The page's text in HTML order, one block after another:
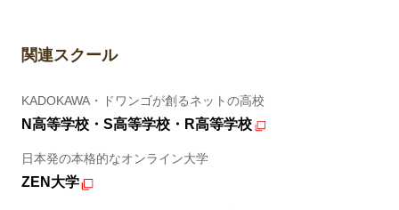
関連スクール
KADOKAWA・ドワンゴが創るネットの高校
N高等学校・S高等学校・R高等学校
日本発の本格的なオンライン大学
ZEN大学